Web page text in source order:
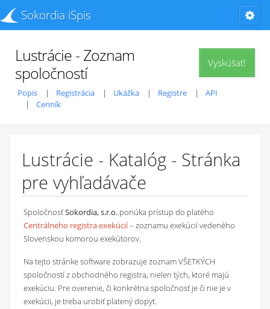
Sokordia iSpis
Vyskúšať!
Lustrácie - Zoznam
spoločností
Popis Registrácia Ukážka Registre
API
Cenník
Lustrácie - Katalóg - Stránka
pre vyhľadávače
SpoločnosťSokordia, s.r.o. ponúka prístup do platého
Centrálneho registra exekúcií– zoznamu exekúcií vedeného
Slovenskou komorou exekútorov.
Na tejto stránke software zobrazuje zoznam VŠETKÝCH
spoločností z obchodného registra, nielen tých, ktoré majú
exekúciu. Pre overenie, či konkrétna spoločnosť je či nie je v
exekúcii, je treba urobiť platený dopyt.